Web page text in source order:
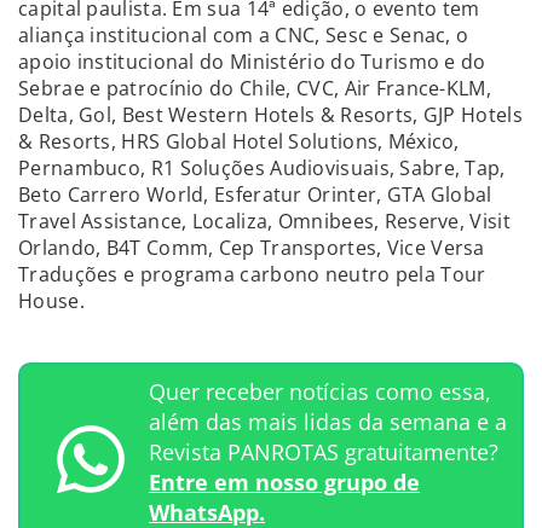
capital paulista. Em sua 14ª edição, o evento tem
aliança institucional com a CNC, Sesc e Senac, o
apoio institucional do Ministério do Turismo e do
Sebrae e patrocínio do Chile, CVC, Air France-KLM,
Delta, Gol, Best Western Hotels & Resorts, GJP Hotels
& Resorts, HRS Global Hotel Solutions, México,
Pernambuco, R1 Soluções Audiovisuais, Sabre, Tap,
Beto Carrero World, Esferatur Orinter, GTA Global
Travel Assistance, Localiza, Omnibees, Reserve, Visit
Orlando, B4T Comm, Cep Transportes, Vice Versa
Traduções e programa carbono neutro pela Tour
House.
Quer receber notícias como essa,
além das mais lidas da semana e a
Revista PANROTAS gratuitamente?
Entre em nosso grupo de
WhatsApp.